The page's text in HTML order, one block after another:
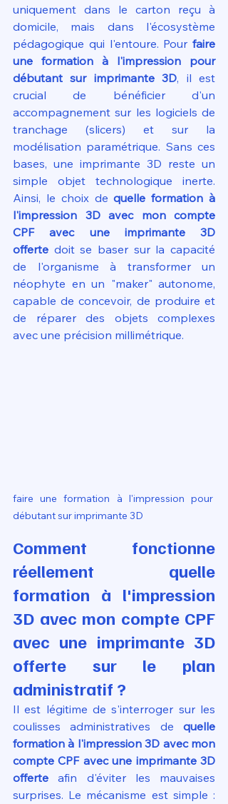
uniquement dans le carton reçu à
domicile, mais dans l'écosystème
pédagogique qui l'entoure. Pour faire
une formation à l'impression pour
débutant sur imprimante 3D, il est
crucial de bénéficier d'un
accompagnement sur les logiciels de
tranchage (slicers) et sur la
modélisation paramétrique. Sans ces
bases, une imprimante 3D reste un
simple objet technologique inerte.
Ainsi, le choix de quelle formation à
l'impression 3D avec mon compte
CPF avec une imprimante 3D
offerte doit se baser sur la capacité
de l'organisme à transformer un
néophyte en un "maker" autonome,
capable de concevoir, de produire et
de réparer des objets complexes
avec une précision millimétrique.
faire une formation à l'impression pour
débutant sur imprimante 3D
Comment fonctionne
réellement quelle
formation à l'impression
3D avec mon compte CPF
avec une imprimante 3D
offerte sur le plan
administratif ?
Il est légitime de s'interroger sur les
coulisses administratives de quelle
formation à l'impression 3D avec mon
compte CPF avec une imprimante 3D
offerte afin d'éviter les mauvaises
surprises. Le mécanisme est simple :